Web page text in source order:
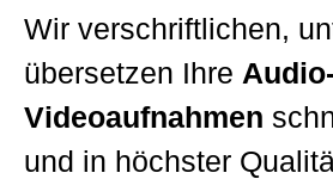
Wir verschriftlichen,
übersetzen Ihre
Videoaufnahmen
und in höchster